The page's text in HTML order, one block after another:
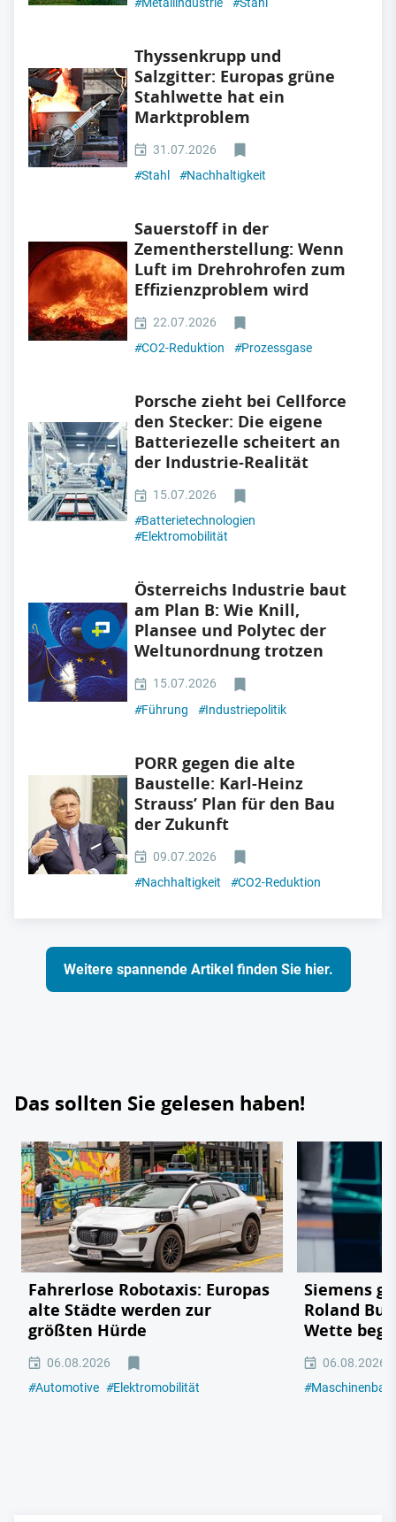
Thyssenkrupp und
Salzgitter: Europas grüne
Stahlwette hat ein
Marktproblem
31.07.2026
#Stahl #Nachhaltigkeit
Sauerstoff in der
Zementherstellung: Wenn
Luft im Drehrohrofen zum
Effizienzproblem wird
22.07.2026
#CO2-Reduktion #Prozessgase
Porsche zieht bei Cellforce
den Stecker: Die eigene
Batteriezelle scheitert an
der Industrie-Realität
15.07.2026
#Batterietechnologien
#Elektromobilität
Österreichs Industrie baut
am Plan B: Wie Knill,
Plansee und Polytec der
Weltunordnung trotzen
15.07.2026
#Führung #Industriepolitik
PORR gegen die alte
Baustelle: Karl-Heinz
Strauss’ Plan für den Bau
der Zukunft
09.07.2026
#Nachhaltigkeit #CO2-Reduktion
Weitere spannende Artikel finden Sie hier.
Das sollten Sie gelesen haben!
Fahrerlose Robotaxis: Europas
alte Städte werden zur
größten Hürde
06.08.2026
#Automotive #Elektromobilität
Siemens
Roland
Wette
06.08.2026
#Maschinenbau